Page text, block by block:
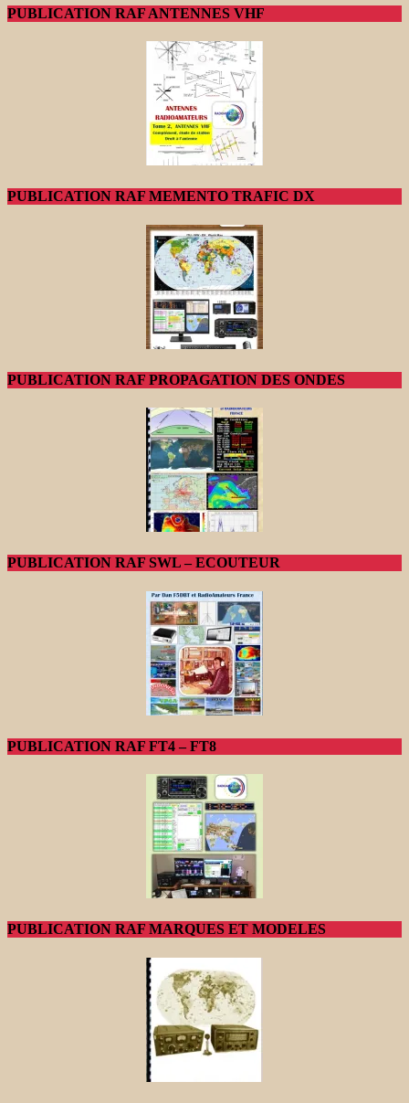
PUBLICATION RAF ANTENNES VHF
PUBLICATION RAF MEMENTO TRAFIC DX
PUBLICATION RAF PROPAGATION DES ONDES
PUBLICATION RAF SWL – ECOUTEUR
PUBLICATION RAF FT4 – FT8
PUBLICATION RAF MARQUES ET MODELES